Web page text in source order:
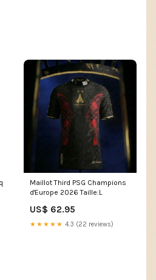
Maillot Third PSG Champions
d'Europe 2026 Taille:L
US$ 62.95
★★★★★ 4.3 (22 reviews)